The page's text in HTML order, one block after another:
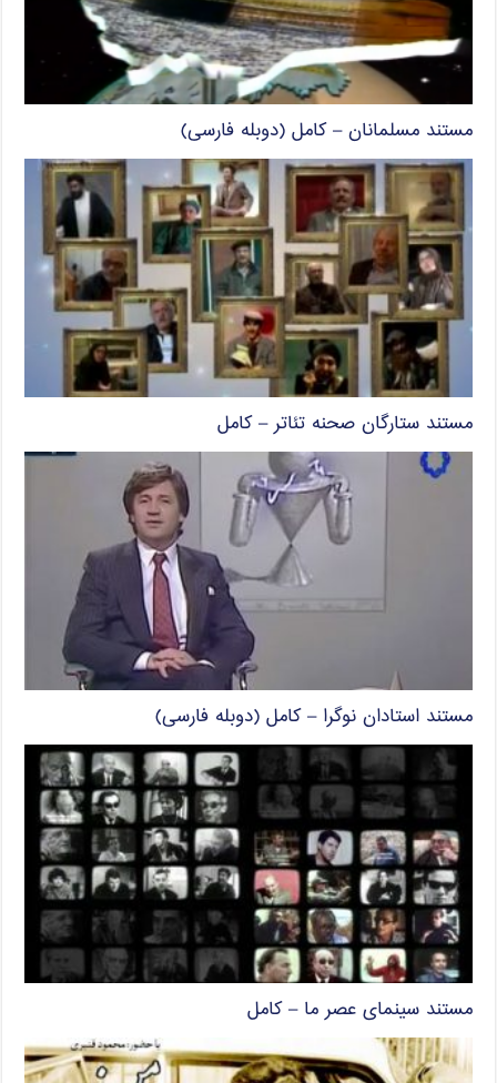
مستند مسلمانان – کامل (دوبله فارسی)
مستند ستارگان صحنه تئاتر – کامل
مستند استادان نوگرا – کامل (دوبله فارسی)
مستند سینمای عصر ما – کامل